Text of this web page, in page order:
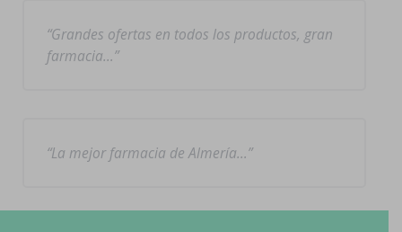
Grandes ofertas en todos los productos, gran
farmacia…
La mejor farmacia de Almería…